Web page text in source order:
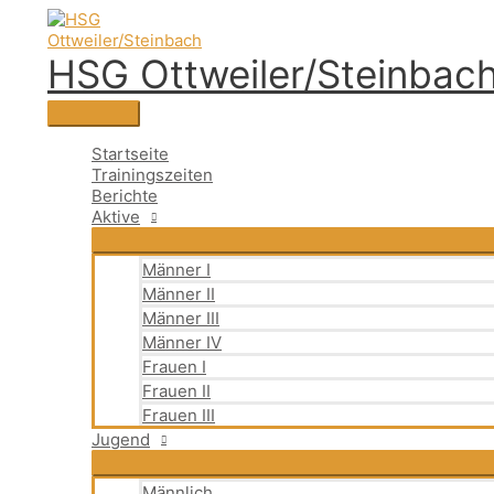
Inhalt
springenHSG Ottweiler/
Hauptmenü
Startseite
Trainingszeiten
Berichte
Aktive
Männer I
Männer II
Männer III
Männer IV
Frauen I
Frauen II
Frauen III
Jugend
Suchen
nach: